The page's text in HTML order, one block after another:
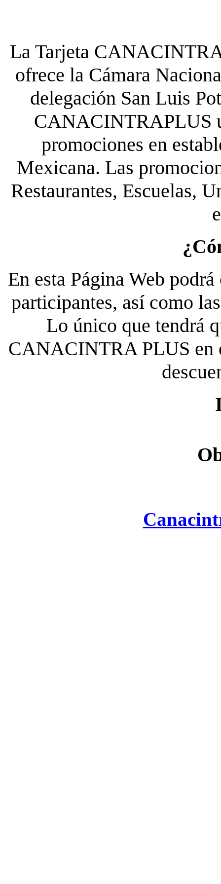
La Tarjeta
ofrece la Cámara
delegación San Luis
CANACINTRAPLUS
promociones en
Mexicana. Las
Restaurantes, Escuelas,
En esta Página Web
participantes, así como
Lo único que tendrá
CANACINTRA PLUS en